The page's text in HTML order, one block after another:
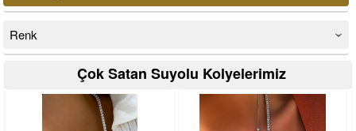
Renk ‹
Çok Satan Suyolu Kolyelerimiz